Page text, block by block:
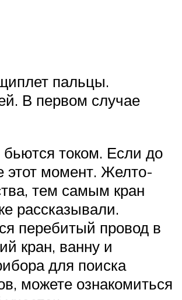
пальцы.
В первом случае
током. Если до
этот момент. Желто-
тем самым кран
рассказывали.
перебитый провод в
кран, ванну и
для поиска
можете ознакомиться